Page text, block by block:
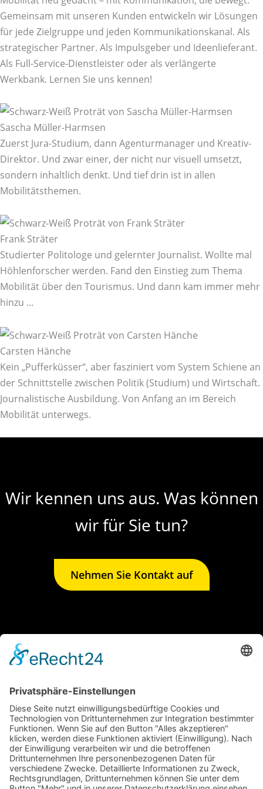
Gemeinsam mit unseren Kunden entwickeln wir Lösungen
für jede Zielgruppe und jeden Kommunikationskanal. Als
strategischer Partner. Als Impulsgeber und Ideenlieferant.
Als Full-Service-Dienstleister oder als verlängerte
Werkbank. Lernen Sie uns kennen!
Sascha Müller-Harmsen
Zuerst Jura-Studium, dann Agenturmanager und Kreativ-
Direktor. Und zwar einer, der nicht nur visuell umsetzt,
sondern inhaltlich denkt. Und tief drin ist in allen
Mobilitätsthemen.
Frank Sträter
Studierter Politologe und gelernter Journalist. Wollte mal
Höhlenforscher werden. Fand den Einstieg zum Thema
Mobilität über den Tourismus. Und dann kam immer mehr
hinzu ...
Carsten Hänche
Kein „Pufferküsser“, aber fasziniert vom System Schiene an
der Schnittstelle zwischen Politik (Studium) und Wirtschaft.
Journalistische Ausbildung. Von Anfang an im Bereich
Mobilität unterwegs.
Wir kennen uns aus. Was können
wir für Sie tun?
Nehmen Sie Kontakt auf
Die Herausforderung
Unsere Kompetenz
Arbeitsproben
Kontakt
Impressum
Datenschutz